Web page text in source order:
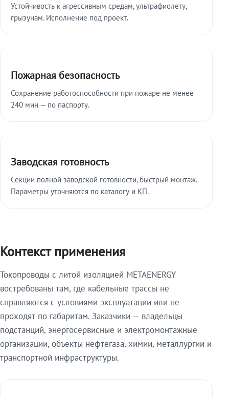
Устойчивость к агрессивным средам, ультрафиолету,
грызунам. Исполнение под проект.
Пожарная безопасность
Сохранение работоспособности при пожаре не менее
240 мин — по паспорту.
Заводская готовность
Секции полной заводской готовности, быстрый монтаж.
Параметры уточняются по каталогу и КП.
Контекст применения
Токопроводы с литой изоляцией METAENERGY
востребованы там, где кабельные трассы не
справляются с условиями эксплуатации или не
проходят по габаритам. Заказчики — владельцы
подстанций, энергосервисные и электромонтажные
организации, объекты нефтегаза, химии, металлургии и
транспортной инфраструктуры.